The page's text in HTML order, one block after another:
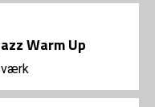
Warm Up